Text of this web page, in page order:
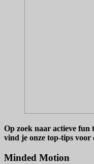
Op zoek naar actieve fun
vind je onze top-tips voor
Minded Motion